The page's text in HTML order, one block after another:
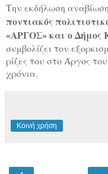
Την εκδήλωση
ποντιακός
«ΑΡΓΟΣ» και ο Δήμος
συμβολίζει τον
ρίζες του στο Άργος
χρόνια.
Κοινή χρήση